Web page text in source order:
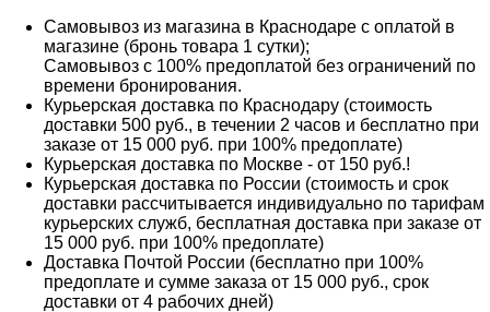
Самовывоз из магазина в Краснодаре с оплатой в
магазине (бронь товара 1 сутки);
Самовывоз с 100% предоплатой без ограничений по
времени бронирования.
Курьерская доставка по Краснодару (стоимость
доставки 500 руб., в течении 2 часов и бесплатно при
заказе от 15 000 руб. при 100% предоплате)
Курьерская доставка по Москве - от 150 руб.!
Курьерская доставка по России (стоимость и срок
доставки рассчитывается индивидуально по тарифам
курьерских служб, бесплатная доставка при заказе от
15 000 руб. при 100% предоплате)
Доставка Почтой России (бесплатно при 100%
предоплате и сумме заказа от 15 000 руб., срок
доставки от 4 рабочих дней)